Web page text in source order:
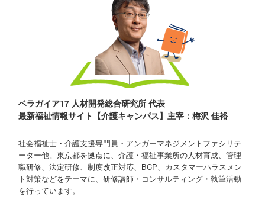
ベラガイア17 人材開発総合研究所 代表
最新福祉情報サイト【介護キャンパス】主宰：梅沢 佳裕
社会福祉士・介護支援専門員・アンガーマネジメントファシリテ
ーター他。東京都を拠点に、介護・福祉事業所の人材育成、管理
職研修、法定研修、制度改正対応、BCP、カスタマーハラスメン
ト対策などをテーマに、研修講師・コンサルティング・執筆活動
を行っています。